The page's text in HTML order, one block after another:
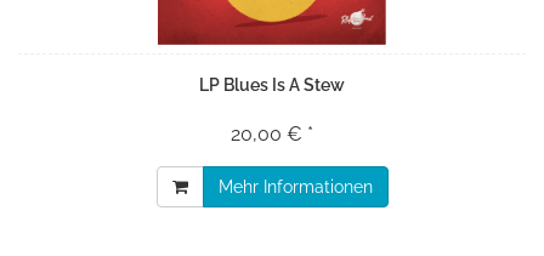
LP Blues Is A Stew
20,00 € *
Mehr Informationen